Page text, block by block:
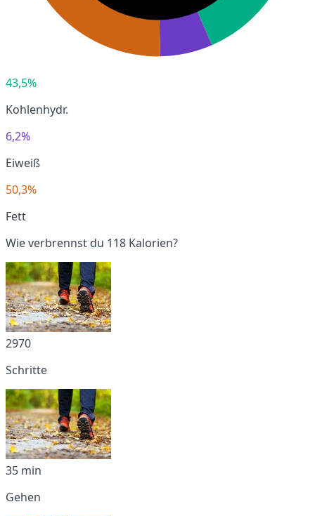
43,5%
Kohlenhydr.
6,2%
Eiweiß
50,3%
Fett
Wie verbrennst du 118 Kalorien?
2970
Schritte
35 min
Gehen